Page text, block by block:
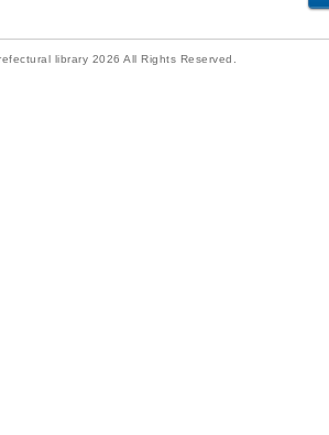
library 2026 All Rights Reserved.